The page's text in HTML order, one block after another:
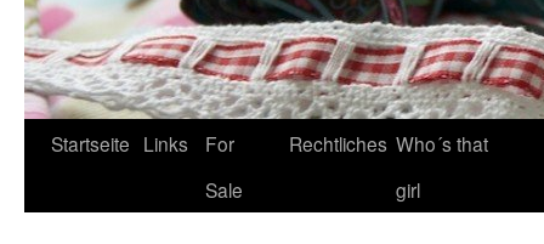
Startseite Links
For
Sale
Rechtliches Who´s that
girl